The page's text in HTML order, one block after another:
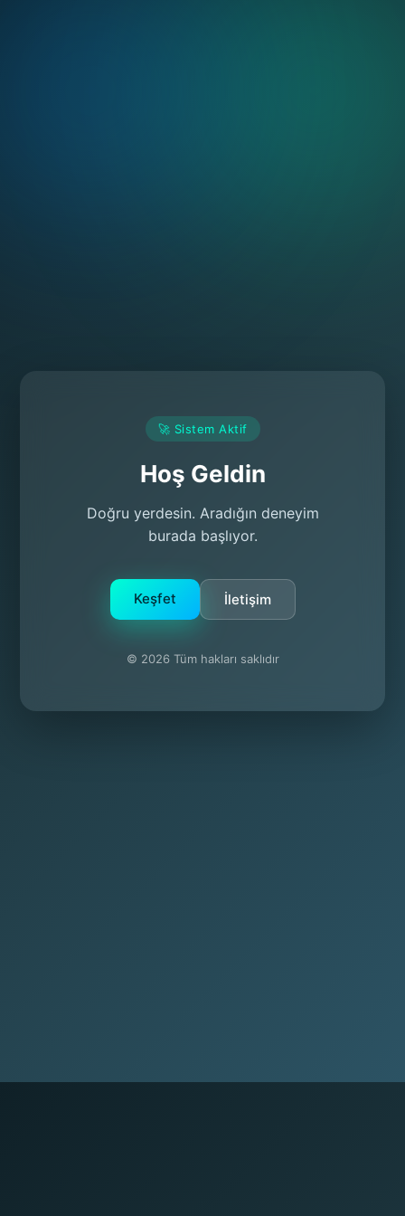
🚀 Sistem Aktif
Hoş Geldin
Doğru yerdesin. Aradığın deneyim
burada başlıyor.
Keşfet İletişim
© 2026 Tüm hakları saklıdır